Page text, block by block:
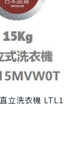
立洗衣機 LTL1